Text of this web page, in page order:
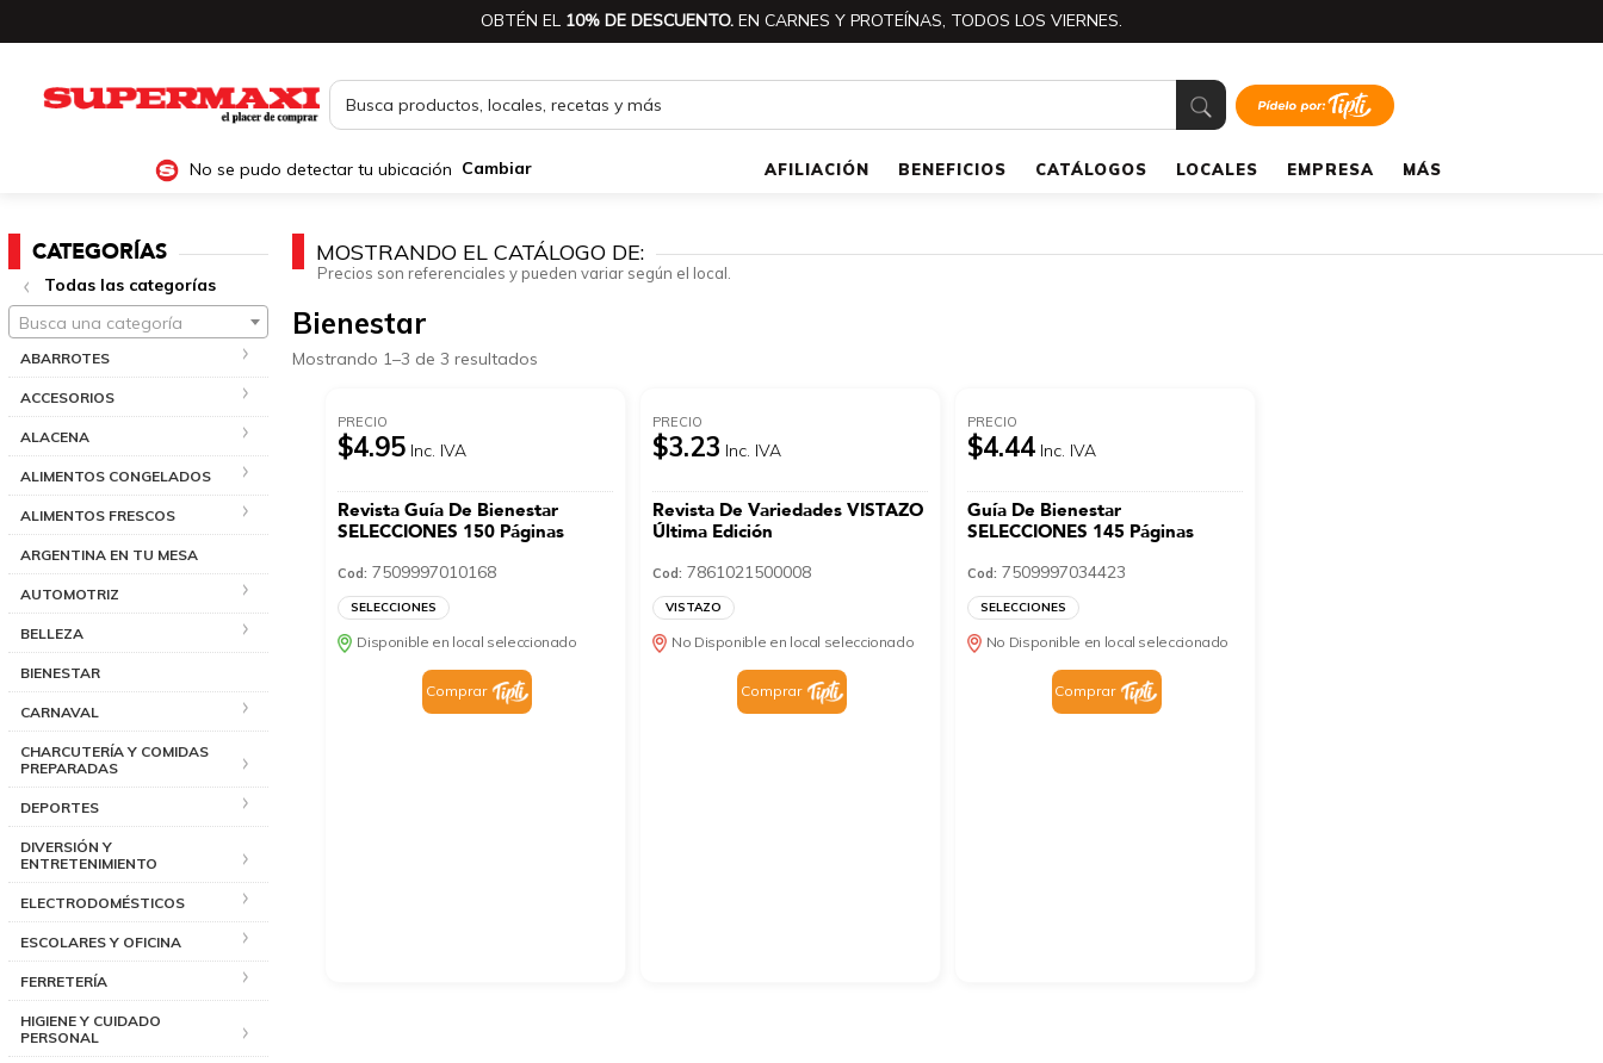
OBTÉN EL 10% DE DESCUENTO. EN CARNES Y PROTEÍNAS, TODOS LOS VIERNES.
No se pudo detectar tu ubicación Cambiar AFILIACIÓN BENEFICIOS CATÁLOGOS LOCALES EMPRESA MÁS
CATEGORÍAS
Todas las categorías
Busca una categoría
ABARROTES
ACCESORIOS
ALACENA
ALIMENTOS CONGELADOS
ALIMENTOS FRESCOS
ARGENTINA EN TU MESA
AUTOMOTRIZ
BELLEZA
BIENESTAR
CARNAVAL
CHARCUTERÍA Y COMIDAS
PREPARADAS
DEPORTES
DIVERSIÓN Y
ENTRETENIMIENTO
ELECTRODOMÉSTICOS
ESCOLARES Y OFICINA
FERRETERÍA
HIGIENE Y CUIDADO
PERSONAL
MOSTRANDO EL CATÁLOGO DE:
Precios son referenciales y pueden variar según el local.
Bienestar
Mostrando 1–3 de 3 resultados
PRECIO
$4.95 Inc. IVA
Revista Guía De Bienestar
SELECCIONES 150 Páginas
Cod: 7509997010168
SELECCIONES
Disponible en local seleccionado
Comprar
PRECIO
$3.23 Inc. IVA
Revista De Variedades VISTAZO
Última Edición
Cod: 7861021500008
VISTAZO
No Disponible en local seleccionado
Comprar
PRECIO
$4.44 Inc. IVA
Guía De Bienestar
SELECCIONES 145 Páginas
Cod: 7509997034423
SELECCIONES
No Disponible en local seleccionado
Comprar